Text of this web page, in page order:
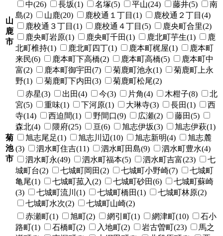
山
鹿
市
中(26)
長坂(1) 名塚(5) 平山(24) 藤井(5)
南
島(2)
山鹿(20) 鹿校通１丁目(1)
鹿校通２丁目(4)
鹿校通３丁目(1)
鹿校通４丁目(5)
鹿央町合里(2)
鹿央町岩原(1)
鹿央町千田(1) 鹿北町芋生(1)
鹿
北町椎持(1)
鹿北町四丁(1) 鹿本町梶屋(1)
鹿本町
来民(6)
鹿本町下高橋(2) 鹿本町高橋(5)
鹿本町中
富(2)
鹿本町御宇田(7) 菊鹿町池永(1)
菊鹿町上永
野(1)
菊鹿町下内田(3) 菊鹿町松尾(2)
菊
池
市
赤星(3) 出田(4) 今(3) 片角(4) 木柑子(8)
北
宮(5)
重味(1) 下河原(1) 大琳寺(3) 長田(1)
西
寺(14)
西迫間(1) 野間口(9) 広瀬(2)
藤田(5)
森北(4)
隈府(25) 亘(6) 旭志伊坂(3)
旭志伊萩(1)
旭志尾足(1)
旭志川辺(10) 旭志新明(4)
旭志麓
(3)
泗水町住吉(11) 泗水町田島(9)
泗水町豊水(4)
泗水町永(49)
泗水町福本(5) 泗水町吉富(23)
七
城町台(2)
七城町岡田(2) 七城町小野崎(7)
七城町
亀尾(1)
七城町菰入(2) 七城町砂田(6)
七城町蘇崎
(3)
七城町流川(1) 七城町橋田(1)
七城町林原(2)
七城町水次(2)
七城町山崎(2)
赤瀬町(1)
旭町(2) 網引町(1) 網津町(10)
石小
路町(1)
石橋町(2) 入地町(2) 岩古曽町(23)
馬之